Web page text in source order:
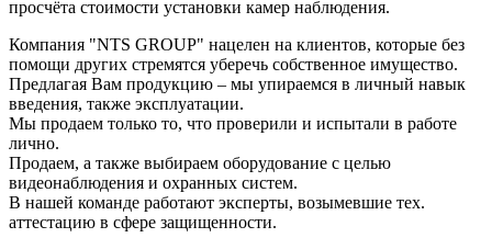
просчёта стоимости установки камер наблюдения.
Компания "NTS GROUP" нацелен на клиентов, которые без
помощи других стремятся уберечь собственное имущество.
Предлагая Вам продукцию – мы упираемся в личный навык
введения, также эксплуатации.
Мы продаем только то, что проверили и испытали в работе
лично.
Продаем, а также выбираем оборудование с целью
видеонаблюдения и охранных систем.
В нашей команде работают эксперты, возымевшие тех.
аттестацию в сфере защищенности.